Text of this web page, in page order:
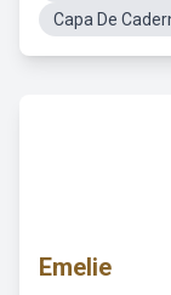
Capa De
Emelie